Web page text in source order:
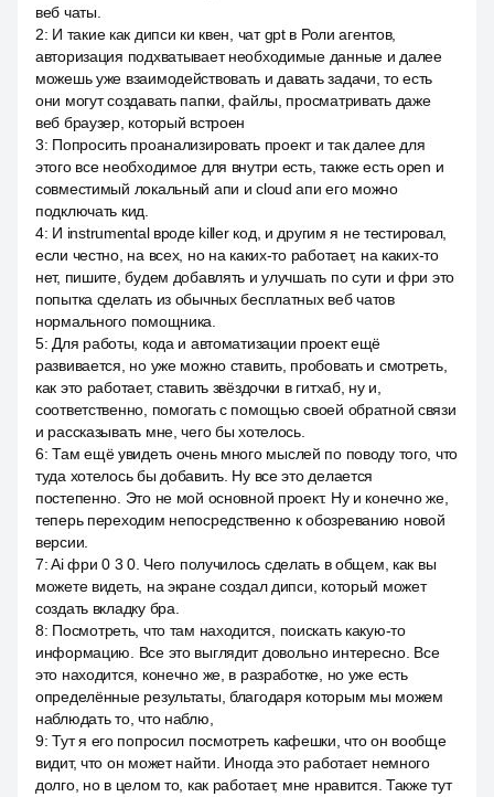
веб чаты.
2: И такие как дипси ки квен, чат gpt в Роли агентов,
авторизация подхватывает необходимые данные и далее
можешь уже взаимодействовать и давать задачи, то есть
они могут создавать папки, файлы, просматривать даже
веб браузер, который встроен
3: Попросить проанализировать проект и так далее для
этого все необходимое для внутри есть, также есть open и
совместимый локальный апи и cloud апи его можно
подключать кид.
4: И instrumental вроде killer код, и другим я не тестировал,
если честно, на всех, но на каких-то работает, на каких-то
нет, пишите, будем добавлять и улучшать по сути и фри это
попытка сделать из обычных бесплатных веб чатов
нормального помощника.
5: Для работы, кода и автоматизации проект ещё
развивается, но уже можно ставить, пробовать и смотреть,
как это работает, ставить звёздочки в гитхаб, ну и,
соответственно, помогать с помощью своей обратной связи
и рассказывать мне, чего бы хотелось.
6:Там ещё увидеть очень много мыслей по поводу того, что
туда хотелось бы добавить. Ну все это делается
постепенно. Это не мой основной проект. Ну и конечно же,
теперь переходим непосредственно к обозреванию новой
версии.
7:Ai фри 0 3 0. Чего получилось сделать в общем, как вы
можете видеть, на экране создал дипси, который может
создать вкладку бра.
8: Посмотреть, что там находится, поискать какую-то
информацию. Все это выглядит довольно интересно. Все
это находится, конечно же, в разработке, но уже есть
определённые результаты, благодаря которым мы можем
наблюдать то, что наблю,
9:Тут я его попросил посмотреть кафешки, что он вообще
видит, что он может найти. Иногда это работает немного
долго, но в целом то, как работает, мне нравится. Также тут